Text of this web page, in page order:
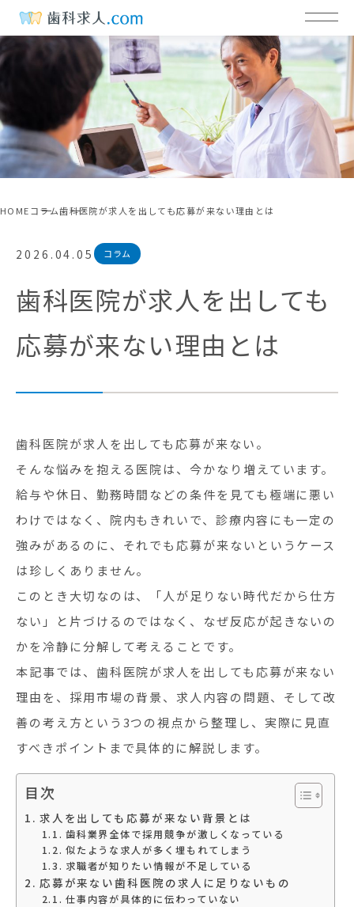
HOMEコラム歯科医院が求人を出しても応募が来ない理由とは
2026.04.05 コラム
歯科医院が求人を出しても
応募が来ない理由とは
歯科医院が求人を出しても応募が来ない。
そんな悩みを抱える医院は、今かなり増えています。
給与や休日、勤務時間などの条件を見ても極端に悪い
わけではなく、院内もきれいで、診療内容にも一定の
強みがあるのに、それでも応募が来ないというケース
は珍しくありません。
このとき大切なのは、「人が足りない時代だから仕方
ない」と片づけるのではなく、なぜ反応が起きないの
かを冷静に分解して考えることです。
本記事では、歯科医院が求人を出しても応募が来ない
理由を、採用市場の背景、求人内容の問題、そして改
善の考え方という3つの視点から整理し、実際に見直
すべきポイントまで具体的に解説します。
目次
求人を出しても応募が来ない背景とは
歯科業界全体で採用競争が激しくなっている
似たような求人が多く埋もれてしまう
求職者が知りたい情報が不足している
応募が来ない歯科医院の求人に足りないもの
仕事内容が具体的に伝わっていない